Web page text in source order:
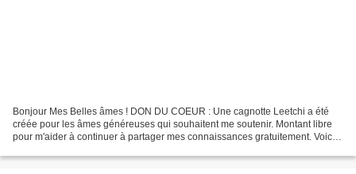
Bonjour Mes Belles âmes ! DON DU COEUR : Une cagnotte Leetchi a été
créée pour les âmes généreuses qui souhaitent me soutenir. Montant libre
pour m'aider à continuer à partager mes connaissances gratuitement. Voici